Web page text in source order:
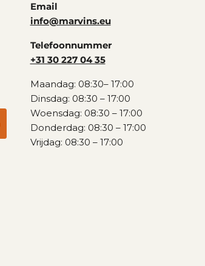
Email
info@marvins.eu
Telefoonnummer
+31 30 227 04 35
Maandag: 08:30– 17:00
Dinsdag: 08:30 – 17:00
Woensdag: 08:30 – 17:00
Donderdag: 08:30 – 17:00
Vrijdag: 08:30 – 17:00